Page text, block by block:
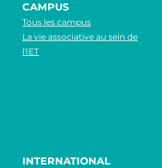
CAMPUS
Tous les campus
La vie associative au sein de
l'IET
INTERNATIONAL